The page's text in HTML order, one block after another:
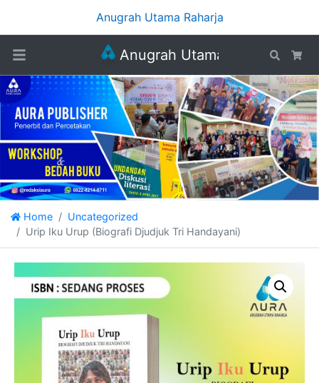
Anugrah Utama Raharja
Anugrah Utama Raharja Search
Home
Uncategorized
Urip Iku Urup (Biografi Djudjuk Tri Handayani)